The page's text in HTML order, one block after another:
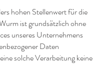
hohen Stellenwert für die
ist grundsätzlich ohne
unseres Unternehmens
Daten
solche Verarbeitung keine